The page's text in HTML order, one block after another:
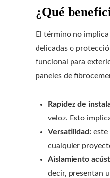
¿Qué
El término no
delicadas o
funcional para
paneles de
Rapidez de
veloz. Esto
Versatilidad: este
cualquier
Aislamiento
decir, presentan